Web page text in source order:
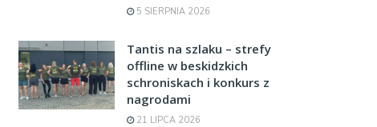
5 SIERPNIA 2026
Tantis na szlaku – strefy
offline w beskidzkich
schroniskach i konkurs z
nagrodami
21 LIPCA 2026